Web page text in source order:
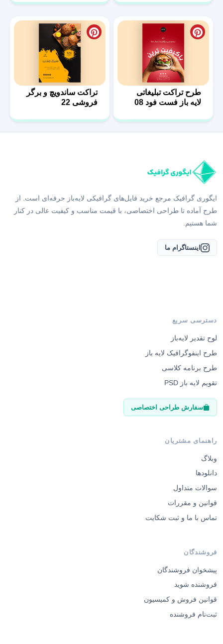
طرح تراکت تبلیغاتی
لایه باز فست فود 08
تراکت ساندویچ و برگر
فروشی 22
ایگوری گرافیک مرجع خرید فایل‌های گرافیکی لایه‌باز حرفه‌ای است. از
طرح آماده تا طراحی اختصاصی، با قیمت مناسب و کیفیت عالی در کنار
شما هستیم.
اینستاگرام ما
دسترسی سریع
لوح تقدیر لایه‌باز
طرح اینفوگرافیک لایه باز
طرح برنامه کلاسی
تقویم لایه باز PSD
سفارش طراحی اختصاصی
راهنمای مشتریان
وبلاگ
دانلودها
سوالات متداول
قوانین و مقررات
تماس با ما و ثبت شکایت
فروشندگان
پیشخوان فروشندگان
فروشنده شوید
قوانین فروش و کمیسیون
ثبت‌نام فروشنده